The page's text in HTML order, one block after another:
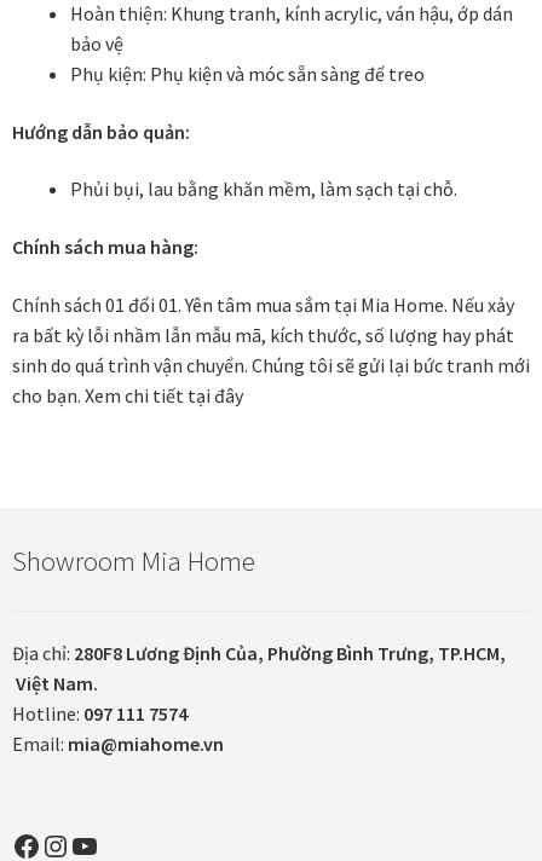
Fine Art Giclée Printing
In tranh dán tường theo yêu cầu
in tranh mica
Khung ảnh
Khung tranh treo tường
Liên hệ
Mia Lifestyle
Hoàn thiện: Khung tranh, kính acrylic, ván hậu, ớp dán
bảo vệ
Phụ kiện: Phụ kiện và móc sẵn sàng để treo
Hướng dẫn bảo quản:
Phủi bụi, lau bằng khăn mềm, làm sạch tại chỗ.
Chính sách mua hàng:
Chính sách 01 đổi 01. Yên tâm mua sắm tại Mia Home. Nếu xảy
ra bất kỳ lỗi nhầm lẫn mẫu mã, kích thước, số lượng hay phát
sinh do quá trình vận chuyển. Chúng tôi sẽ gửi lại bức tranh mới
cho bạn. Xem chi tiết tại đây
Showroom Mia Home
Địa chỉ: 280F8 Lương Định Của, Phường Bình Trưng, TP.HCM,
Việt Nam.
Hotline: 097 111 7574
Email: mia@miahome.vn
Facebook
Instagram
YouTube